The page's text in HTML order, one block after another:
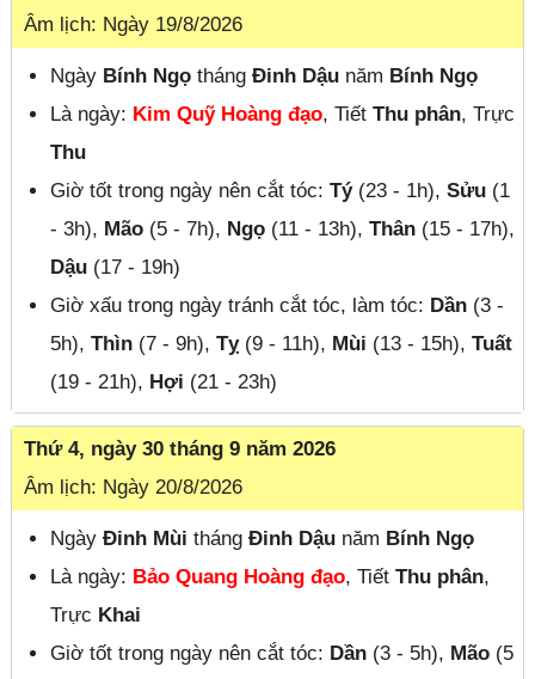
Âm lịch: Ngày 19/8/2026
Ngày Bính Ngọ thángĐinh Dậu năm Bính Ngọ
Là ngày: Kim Quỹ Hoàng đạo, TiếtThu phân, Trực
Thu
Giờ tốt trong ngày nên cắt tóc:Tý(23 - 1h),Sửu (1
- 3h), Mão (5 - 7h), Ngọ (11 - 13h),Thân (15 - 17h),
Dậu (17 - 19h)
Giờ xấu trong ngày tránh cắt tóc, làm tóc: Dần (3 -
5h),Thìn (7 - 9h),Tỵ(9 - 11h), Mùi (13 - 15h),Tuất
(19 - 21h), Hợi (21 - 23h)
Thứ 4, ngày 30 tháng 9 năm 2026
Âm lịch: Ngày 20/8/2026
NgàyĐinh Mùi thángĐinh Dậu năm Bính Ngọ
Là ngày: Bảo Quang Hoàng đạo, TiếtThu phân,
Trực Khai
Giờ tốt trong ngày nên cắt tóc: Dần (3 - 5h), Mão (5